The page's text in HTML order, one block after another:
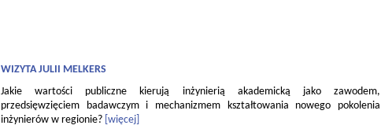
WIZYTA JULII MELKERS
Jakie wartości publiczne kierują inżynierią akademicką jako zawodem,
przedsięwzięciem badawczym i mechanizmem kształtowania nowego pokolenia
inżynierów w regionie? [więcej]